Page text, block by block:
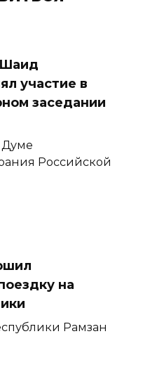
участие в
заседании
Думе
Российской
на
Рамзан